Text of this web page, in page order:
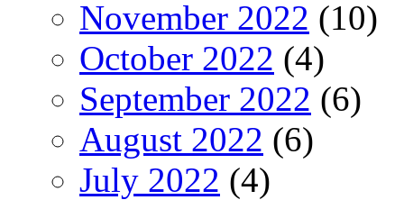
November 2022 (10)
October 2022 (4)
September 2022 (6)
August 2022 (6)
July 2022 (4)